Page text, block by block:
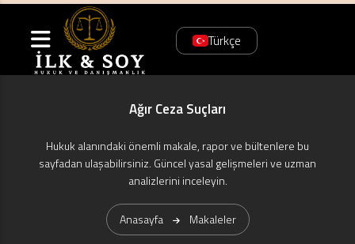
Türkçe
Ağır Ceza Suçları
Hukuk alanındaki önemli makale, rapor ve bültenlere bu
sayfadan ulaşabilirsiniz. Güncel yasal gelişmeleri ve uzman
analizlerini inceleyin.
Anasayfa Makaleler